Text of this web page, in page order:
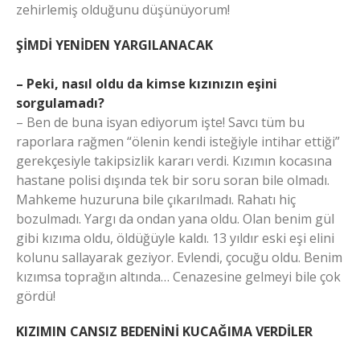
zehirlemiş olduğunu düşünüyorum!
ŞİMDİ YENİDEN YARGILANACAK
– Peki, nasıl oldu da kimse kızınızın eşini
sorgulamadı?
– Ben de buna isyan ediyorum işte! Savcı tüm bu
raporlara rağmen “ölenin kendi isteğiyle intihar ettiği”
gerekçesiyle takipsizlik kararı verdi. Kızımın kocasına
hastane polisi dışında tek bir soru soran bile olmadı.
Mahkeme huzuruna bile çıkarılmadı. Rahatı hiç
bozulmadı. Yargı da ondan yana oldu. Olan benim gül
gibi kızıma oldu, öldüğüyle kaldı. 13 yıldır eski eşi elini
kolunu sallayarak geziyor. Evlendi, çocuğu oldu. Benim
kızımsa toprağın altında… Cenazesine gelmeyi bile çok
gördü!
KIZIMIN CANSIZ BEDENİNİ KUCAĞIMA VERDİLER